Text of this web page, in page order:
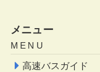
メニュー
MENU
高速バスガイド